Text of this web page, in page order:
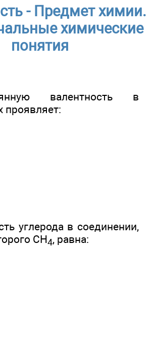
- Предмет химии.
химические
понятия
валентность в
проявляет:
углерода в соединении,
СН4, равна: